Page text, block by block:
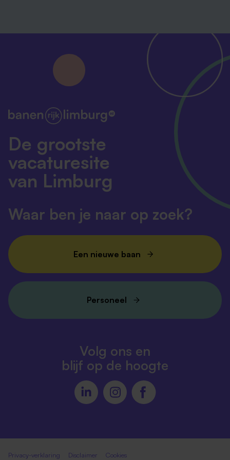
De grootste
vacaturesite
van Limburg
Waar ben je naar op zoek?
Een nieuwe baan
Personeel
Volg ons en
blijf op de hoogte
Privacy-verklaring Disclaimer
Cookies